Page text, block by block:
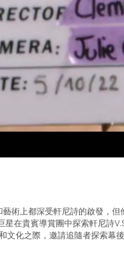
藝術上都深受軒尼詩的啟發，
星在貴賓導賞團中探索軒尼詩